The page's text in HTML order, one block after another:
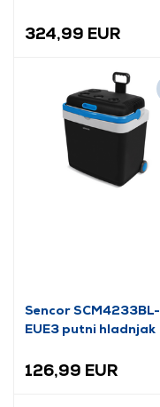
324,99 EUR
Sencor SCM4233BL-
EUE3 putni hladnjak
126,99 EUR